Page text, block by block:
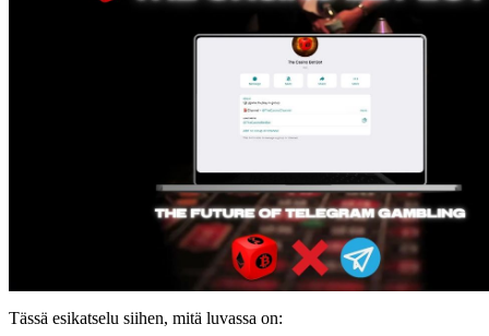
Tässä esikatselu siihen, mitä luvassa on: